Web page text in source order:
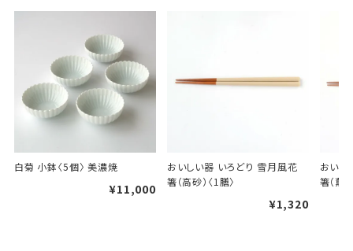
一般的なギフト包装
のし・包装体裁により、紐（ひも）掛けしない場合が
あります。
白菊 小鉢〈5個〉 美濃焼
¥11,000
おいしい器 いろどり 雪月風花
箸（高砂）〈1膳〉
¥1,320
おいし
箸（薫